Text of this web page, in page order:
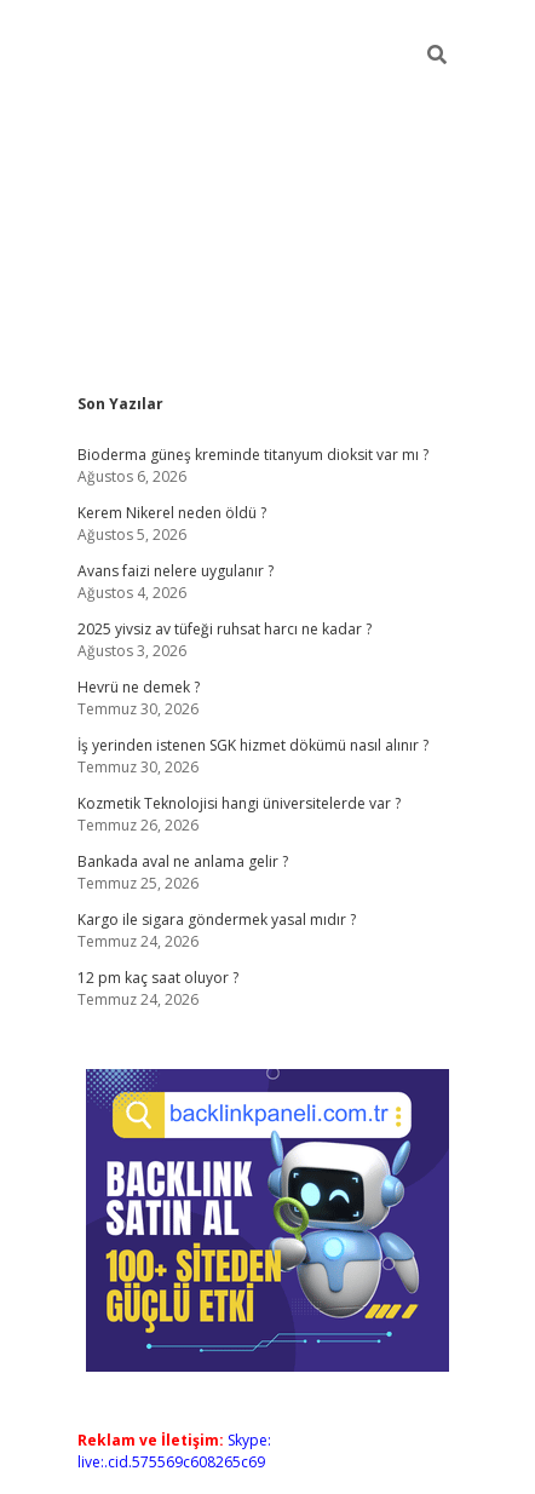
Sidebar
Son Yazılar
Bioderma güneş kreminde titanyum dioksit var mı ?
Ağustos 6, 2026
Kerem Nikerel neden öldü ?
Ağustos 5, 2026
Avans faizi nelere uygulanır ?
Ağustos 4, 2026
2025 yivsiz av tüfeği ruhsat harcı ne kadar ?
Ağustos 3, 2026
Hevrü ne demek ?
Temmuz 30, 2026
İş yerinden istenen SGK hizmet dökümü nasıl alınır ?
Temmuz 30, 2026
Kozmetik Teknolojisi hangi üniversitelerde var ?
Temmuz 26, 2026
Bankada aval ne anlama gelir ?
Temmuz 25, 2026
Kargo ile sigara göndermek yasal mıdır ?
Temmuz 24, 2026
12 pm kaç saat oluyor ?
Temmuz 24, 2026
Reklam ve İletişim: Skype:
live:.cid.575569c608265c69